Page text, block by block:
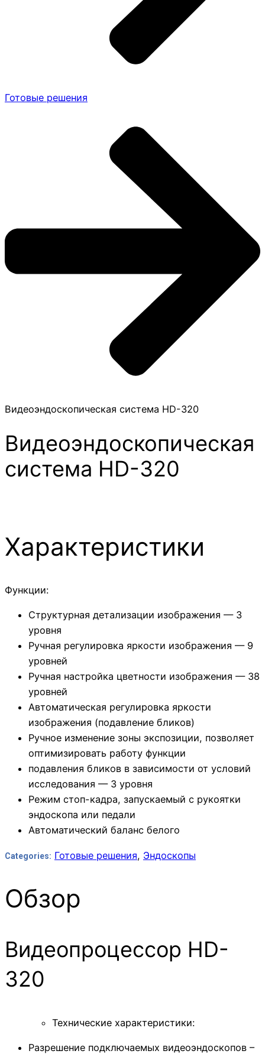
Готовые решения
Видеоэндоскопическая система HD-320
Видеоэндоскопическая
система HD-320
Характеристики
Функции:
Структурная детализации изображения — 3
уровня
Ручная регулировка яркости изображения — 9
уровней
Ручная настройка цветности изображения — 38
уровней
Автоматическая регулировка яркости
изображения (подавление бликов)
Ручное изменение зоны экспозиции, позволяет
оптимизировать работу функции
подавления бликов в зависимости от условий
исследования — 3 уровня
Режим стоп-кадра, запускаемый с рукоятки
эндоскопа или педали
Автоматический баланс белого
Categories: Готовые решения, Эндоскопы
Обзор
Видеопроцессор HD-
320
Технические характеристики:
Разрешение подключаемых видеоэндоскопов –